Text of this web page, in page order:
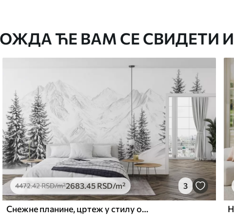
меким сунђером. Позадине са
се очистити водом.
.003315.00RSD/m²
and Stick
.674900.00RSD/m²
ЋЕ ВАМ СЕ СВИДЕТИ И
4472.42RSD/m²2683.45 RSD/m² 3
Снежне планине, цртеж у стилу оловке, минимализам, шума, природа